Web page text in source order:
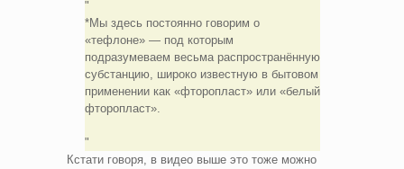
*Мы здесь постоянно говорим о
«тефлоне» — под которым
подразумеваем весьма распространённую
субстанцию, широко известную в бытовом
применении как «фторопласт» или «белый
фторопласт».
Кстати говоря, в видео выше это тоже можно